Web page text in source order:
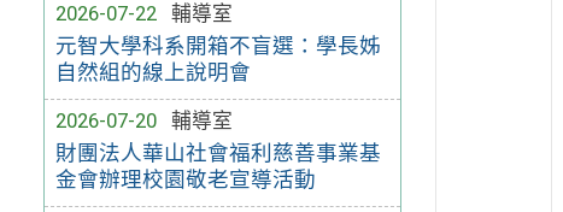
2026-07-22
輔導室
元智大學科系開箱不盲選：學長姊
自然組的線上說明會
2026-07-20
輔導室
財團法人華山社會福利慈善事業基
金會辦理校園敬老宣導活動